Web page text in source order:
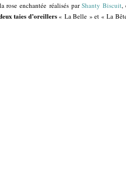
rose enchantée réalisés parShanty Biscuit,
taies d’oreillers« La Belle » et « La